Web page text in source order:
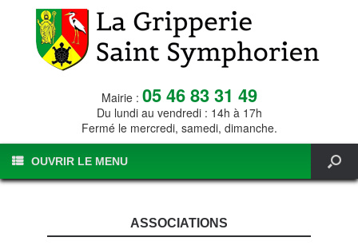
Mairie : 05 46 83 31 49
Du lundi au vendredi : 14h à 17h
Fermé le mercredi, samedi, dimanche.
OUVRIR LE MENU
ASSOCIATIONS